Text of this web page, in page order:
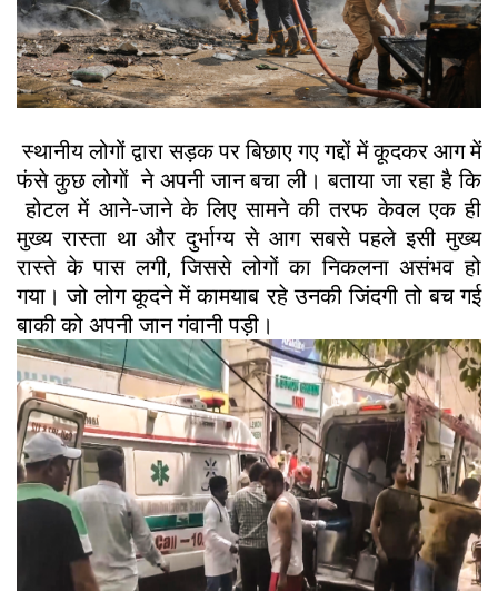
स्थानीय लोगों द्वारा सड़क पर बिछाए गए गद्दों में कूदकर आग में
फंसे कुछ लोगाें ने अपनी जान बचा ली। बताया जा रहा है कि
होटल में आने-जाने के लिए सामने की तरफ केवल एक ही
मुख्य रास्ता था और दुर्भाग्य से आग सबसे पहले इसी मुख्य
रास्ते के पास लगी, जिससे लोगों का निकलना असंभव हो
गया। जो लोग कूदने में कामयाब रहे उनकी जिंदगी तो बच गई
बाकी को अपनी जान गंवानी पड़ी।